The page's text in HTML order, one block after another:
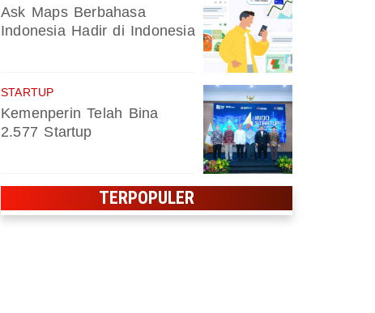
Ask Maps Berbahasa
Indonesia Hadir di Indonesia
STARTUP
Kemenperin Telah Bina
2.577 Startup
TERPOPULER